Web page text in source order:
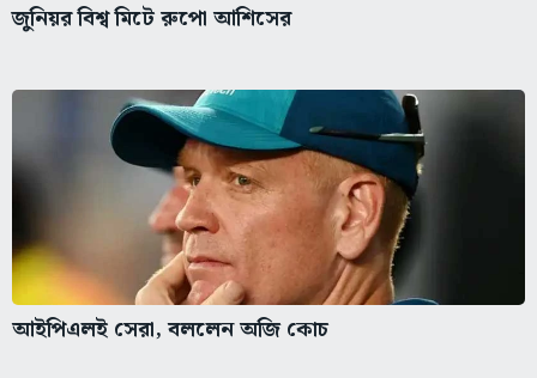
জুনিয়র বিশ্ব মিটে রুপো আশিসের
আইপিএলই সেরা, বললেন অজি কোচ